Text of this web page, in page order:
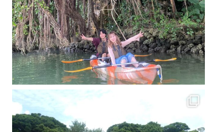
梅雨真っ只中の沖縄ですが 今日もカンカンに晴れてくれました！！
今日は満潮だっ